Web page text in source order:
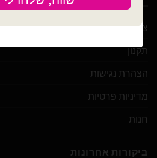
צור קשר
תקנון
הצהרת נגישות
מדיניות פרטיות
חנות
ביקורות אחרונות